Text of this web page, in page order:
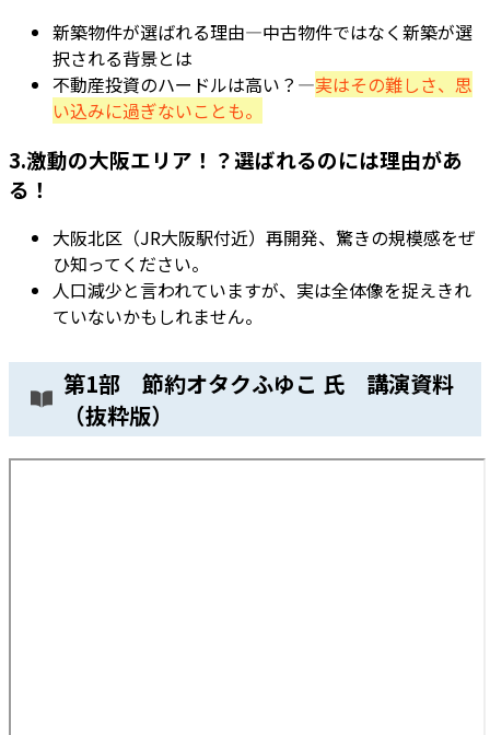
新築物件が選ばれる理由—中古物件ではなく新築が選
択される背景とは
不動産投資のハードルは高い？—実はその難しさ、思
い込みに過ぎないことも。
3.激動の大阪エリア！？選ばれるのには理由があ
る！
大阪北区（JR大阪駅付近）再開発、驚きの規模感をぜ
ひ知ってください。
人口減少と言われていますが、実は全体像を捉えきれ
ていないかもしれません。
第1部 節約オタクふゆこ 氏 講演資料
（抜粋版）